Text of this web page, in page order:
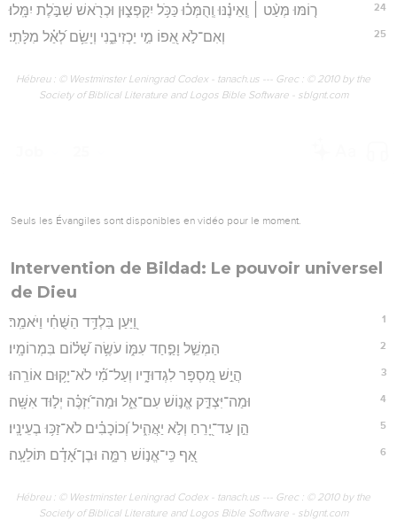
24 ר֤וֹמּוּ מְּעַ֨ט ׀ וְֽאֵינֶ֗נּוּ וְֽהֻמְּכ֗וּ כַּכֹּ֥ל יִקָּפְצ֑וּן וּכְרֹ֖אשׁ שִׁבֹּ֣לֶת יִמָּֽלוּ׃
25 וְאִם־לֹ֣א אֵ֭פוֹ מִ֣י יַכְזִיבֵ֑נִי וְיָשֵׂ֥ם לְ֝אַ֗ל מִלָּתִֽי׃
Hébreu : © Westminster Leningrad Codex - tanach.us --- Grec : © 2010 by the
Society of Biblical Literature and Logos Bible Software - sblgnt.com
Seuls les Évangiles sont disponibles en vidéo pour le moment.
Intervention de Bildad: Le pouvoir universel
de Dieu
1 וַ֭יַּעַן בִּלְדַּ֥ד הַשֻּׁחִ֗י וַיֹּאמַֽר׃
2 הַמְשֵׁ֣ל וָפַ֣חַד עִמּ֑וֹ עֹשֶׂ֥ה שָׁ֝ל֗וֹם בִּמְרוֹמָֽיו׃
3 הֲיֵ֣שׁ מִ֭סְפָּר לִגְדוּדָ֑יו וְעַל־מִ֝֗י לֹא־יָק֥וּם אוֹרֵֽהוּ׃
4 וּמַה־יִּצְדַּ֣ק אֱנ֣וֹשׁ עִם־אֵ֑ל וּמַה־יִּ֝זְכֶּ֗ה יְל֣וּד אִשָּֽׁה׃
5 הֵ֣ן עַד־יָ֭רֵחַ וְלֹ֣א יַאֲהִ֑יל וְ֝כוֹכָבִ֗ים לֹא־זַכּ֥וּ בְעֵינָֽיו׃
6 אַ֭ף כִּֽי־אֱנ֣וֹשׁ רִמָּ֑ה וּבֶן־אָ֝דָ֗ם תּוֹלֵעָֽה׃
Hébreu : © Westminster Leningrad Codex - tanach.us --- Grec : © 2010 by the
Society of Biblical Literature and Logos Bible Software - sblgnt.com